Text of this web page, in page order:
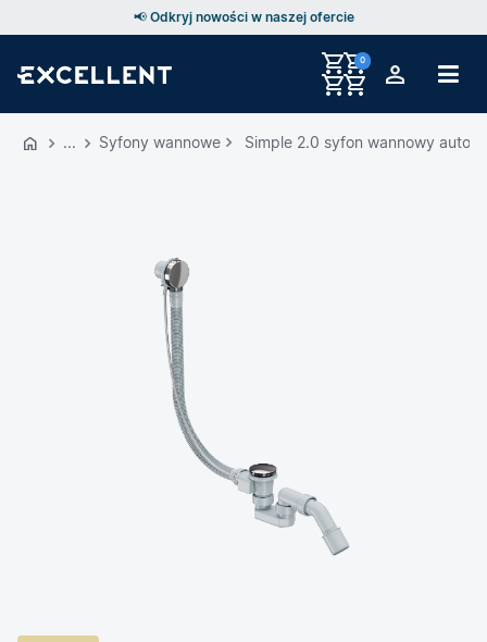
UŻYTKOWNIKA
WYSZUKIWARKI
📢 Odkryj nowości w naszej ofercie
0
Syfony wannowe Simple 2.0 syfon wannowy